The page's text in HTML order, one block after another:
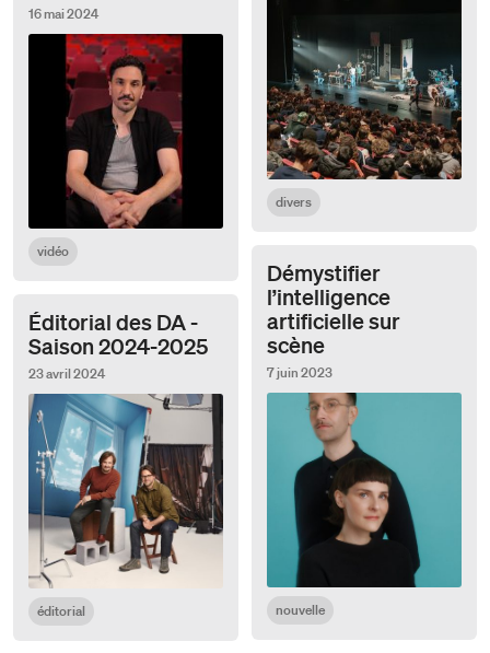
16 mai 2024
vidéo
Éditorial des DA -
Saison 2024-2025
23 avril 2024
éditorial
divers
Démystifier
l’intelligence
artificielle sur
scène
7 juin 2023
nouvelle